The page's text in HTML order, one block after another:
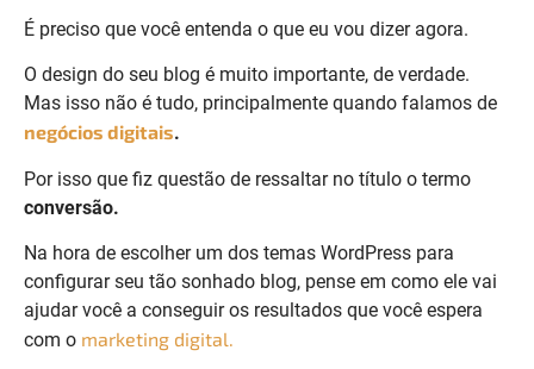
É preciso que você entenda o que eu vou dizer agora.
O design do seu blog é muito importante, de verdade.
Mas isso não é tudo, principalmente quando falamos de
negócios digitais.
Por isso que fiz questão de ressaltar no título o termo
conversão.
Na hora de escolher um dos temas WordPress para
configurar seu tão sonhado blog, pense em como ele vai
ajudar você a conseguir os resultados que você espera
com o marketing digital.